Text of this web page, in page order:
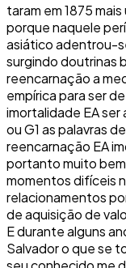
taram em 1875
porque naquele
asiático adentrou-
surgindo doutrinas
reencarnação a
empírica para ser
imortalidade EA
ou G1 as palavras
reencarnação EA
portanto muito
momentos difíceis
relacionamentos
de aquisição de
E durante alguns
Salvador o que se